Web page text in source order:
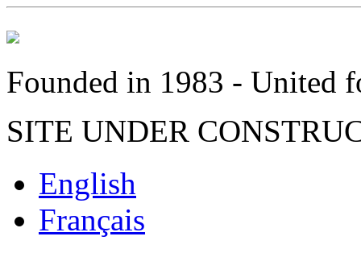
Founded in 1983 - United
SITE UNDER
English
Français